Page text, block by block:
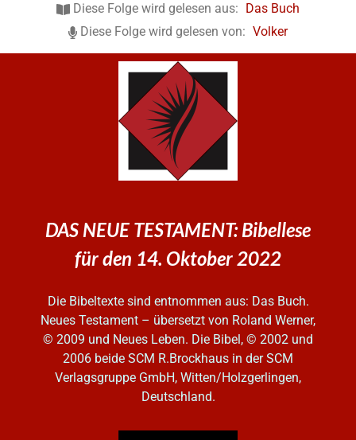
Diese Folge wird gelesen aus:
Das Buch
Diese Folge wird gelesen von: Volker
DAS NEUE TESTAMENT: Bibellese
für den 14. Oktober 2022
Die Bibeltexte sind entnommen aus: Das Buch.
Neues Testament – übersetzt von Roland Werner,
© 2009 und Neues Leben. Die Bibel, © 2002 und
2006 beide SCM R.Brockhaus in der SCM
Verlagsgruppe GmbH, Witten/Holzgerlingen,
Deutschland.